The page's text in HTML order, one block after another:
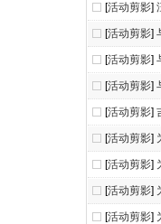
[活动剪影]
[活动剪影]
[活动剪影]
[活动剪影]
[活动剪影]
[活动剪影]
[活动剪影]
[活动剪影]
[活动剪影]